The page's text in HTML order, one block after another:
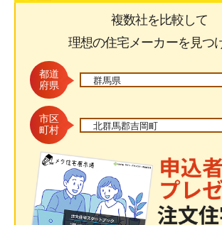
複数社を比較して
理想の住宅メーカーを見つ
都道
府県
市区
町村